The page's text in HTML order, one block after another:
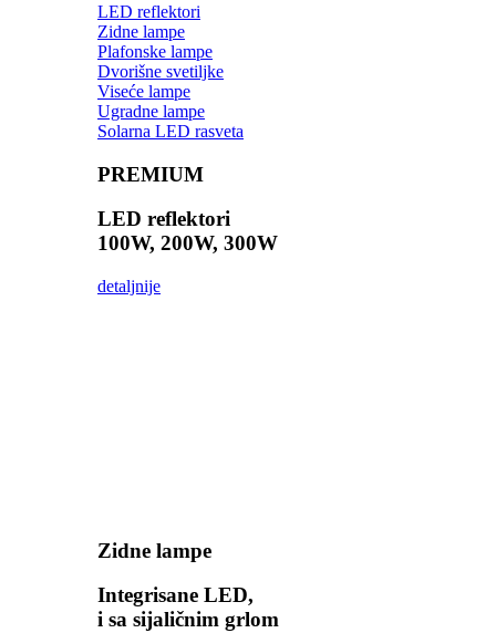
LED reflektori
Zidne lampe
Plafonske lampe
Dvorišne svetiljke
Viseće lampe
Ugradne lampe
Solarna LED rasveta
PREMIUM
LED reflektori
100W, 200W, 300W
detaljnije
Zidne lampe
Integrisane LED,
i sa sijaličnim grlom